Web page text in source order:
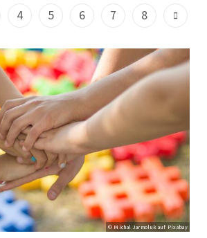
4 5 6 7 8
© Michal Jarmoluk auf Pixabay